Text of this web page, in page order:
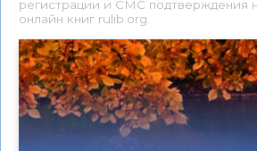
регистрации и СМС подтверждения
онлайн книг rulib.org.